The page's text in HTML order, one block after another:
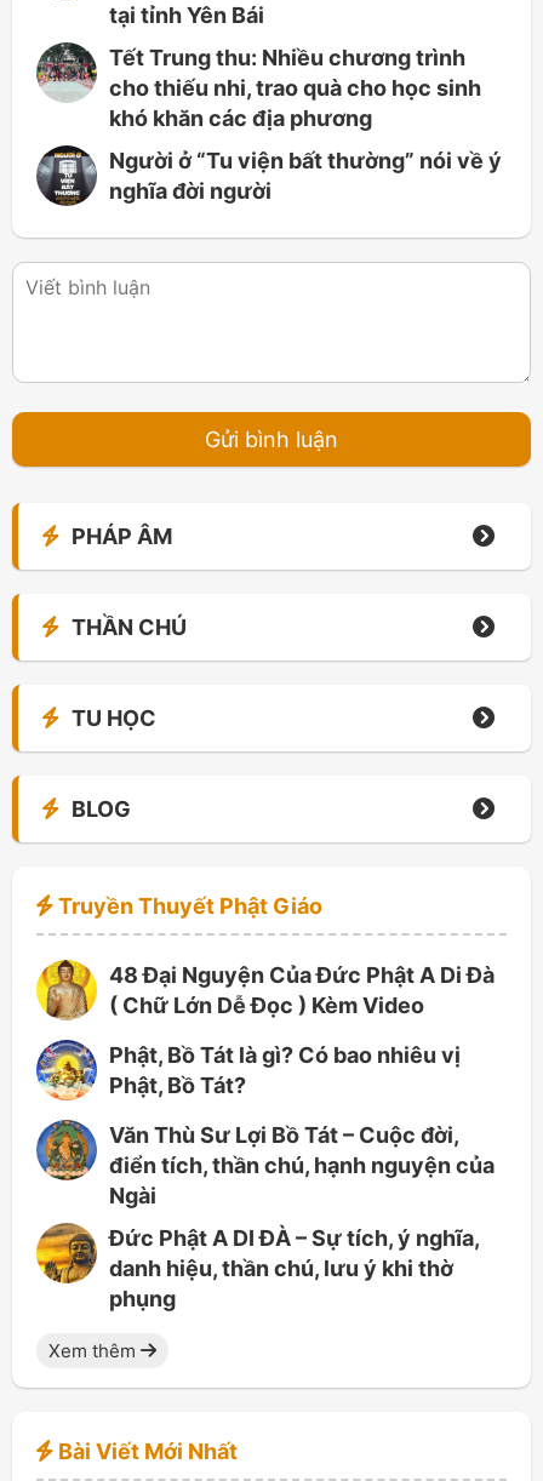
tại tỉnh Yên Bái
Tết Trung thu: Nhiều chương trình
cho thiếu nhi, trao quà cho học sinh
khó khăn các địa phương
Người ở “Tu viện bất thường” nói về ý
nghĩa đời người
PHÁP ÂM
THẦN CHÚ
TU HỌC
BLOG
Truyền Thuyết Phật Giáo
48 Đại Nguyện Của Đức Phật A Di Đà
( Chữ Lớn Dễ Đọc ) Kèm Video
Phật, Bồ Tát là gì? Có bao nhiêu vị
Phật, Bồ Tát?
Văn Thù Sư Lợi Bồ Tát – Cuộc đời,
điển tích, thần chú, hạnh nguyện của
Ngài
Đức Phật A DI ĐÀ – Sự tích, ý nghĩa,
danh hiệu, thần chú, lưu ý khi thờ
phụng
Xem thêm
Bài Viết Mới Nhất